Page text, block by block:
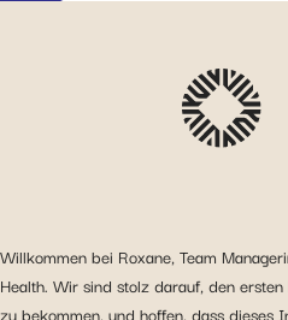
Willkommen bei Roxane, Team
Health. Wir sind stolz darauf, den
zu bekommen, und hoffen, dass dieses